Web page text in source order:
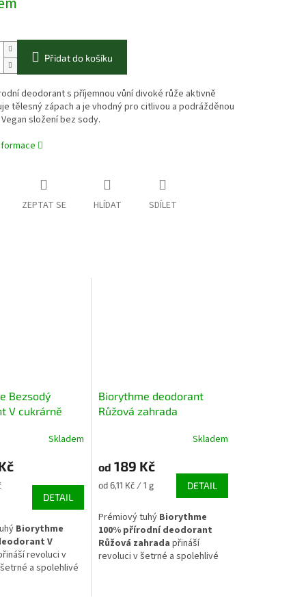
Přidat do košíku
deodorant s příjemnou vůní divoké růže aktivně
tělesný zápach a je vhodný pro citlivou a podrážděnou
složení bez sody.
ZEPTAT SE HLÍDAT SDÍLET
Bezsodý
V cukrárně
Skladem
DETAIL
Biorythme
V
revoluci v
a spolehlivé
Biorythme deodorant
Růžová zahrada
Skladem
od 189 Kč
Měrná
od 6,11 Kč / 1 g DETAIL
Prémiový tuhý Biorythme
100% přírodní deodorant
Růžová zahrada přináší
revoluci v šetrné a spolehlivé